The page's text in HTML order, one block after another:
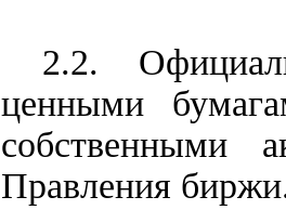
2.2.
ценными
собственными
Правления